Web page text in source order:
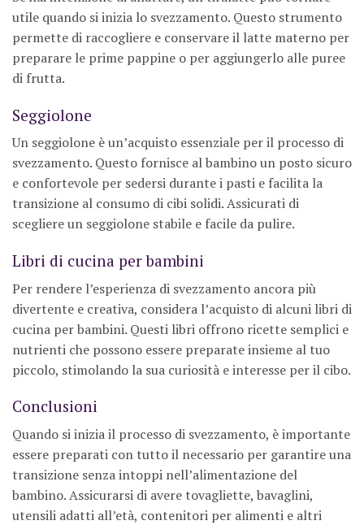
utile quando si inizia lo svezzamento. Questo strumento
permette di raccogliere e conservare il latte materno per
preparare le prime pappine o per aggiungerlo alle puree
di frutta.
Seggiolone
Un seggiolone è un’acquisto essenziale per il processo di
svezzamento. Questo fornisce al bambino un posto sicuro
e confortevole per sedersi durante i pasti e facilita la
transizione al consumo di cibi solidi. Assicurati di
scegliere un seggiolone stabile e facile da pulire.
Libri di cucina per bambini
Per rendere l’esperienza di svezzamento ancora più
divertente e creativa, considera l’acquisto di alcuni libri di
cucina per bambini. Questi libri offrono ricette semplici e
nutrienti che possono essere preparate insieme al tuo
piccolo, stimolando la sua curiosità e interesse per il cibo.
Conclusioni
Quando si inizia il processo di svezzamento, è importante
essere preparati con tutto il necessario per garantire una
transizione senza intoppi nell’alimentazione del
bambino. Assicurarsi di avere tovagliette, bavaglini,
utensili adatti all’età, contenitori per alimenti e altri